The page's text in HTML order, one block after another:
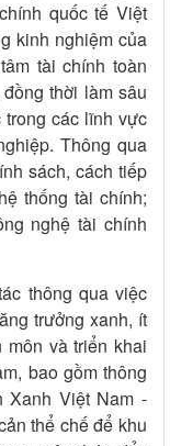
quốc tế Việt
kinh nghiệm của
tài chính toàn
thời làm sâu
các lĩnh vực
Thông qua
sách, cách tiếp
thống tài chính;
nghệ tài chính
thông qua việc
trưởng xanh, ít
và triển khai
bao gồm thông
Xanh Việt Nam -
thể chế để khu